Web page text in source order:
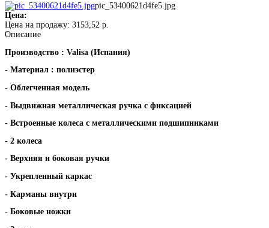
pic_53400621d4fe5.jpg
Цена:
Цена на продажу: 3153,52 р.
Описание
Производство : Valisa (Испания)
- Материал : полиэстер
- Облегченная модель
- Выдвижная металлическая ручка с фиксацией
- Встроенные колеса с металлическими подшипниками
- 2 колеса
- Верхняя и боковая ручки
- Укрепленный каркас
- Карманы внутри
- Боковые ножки